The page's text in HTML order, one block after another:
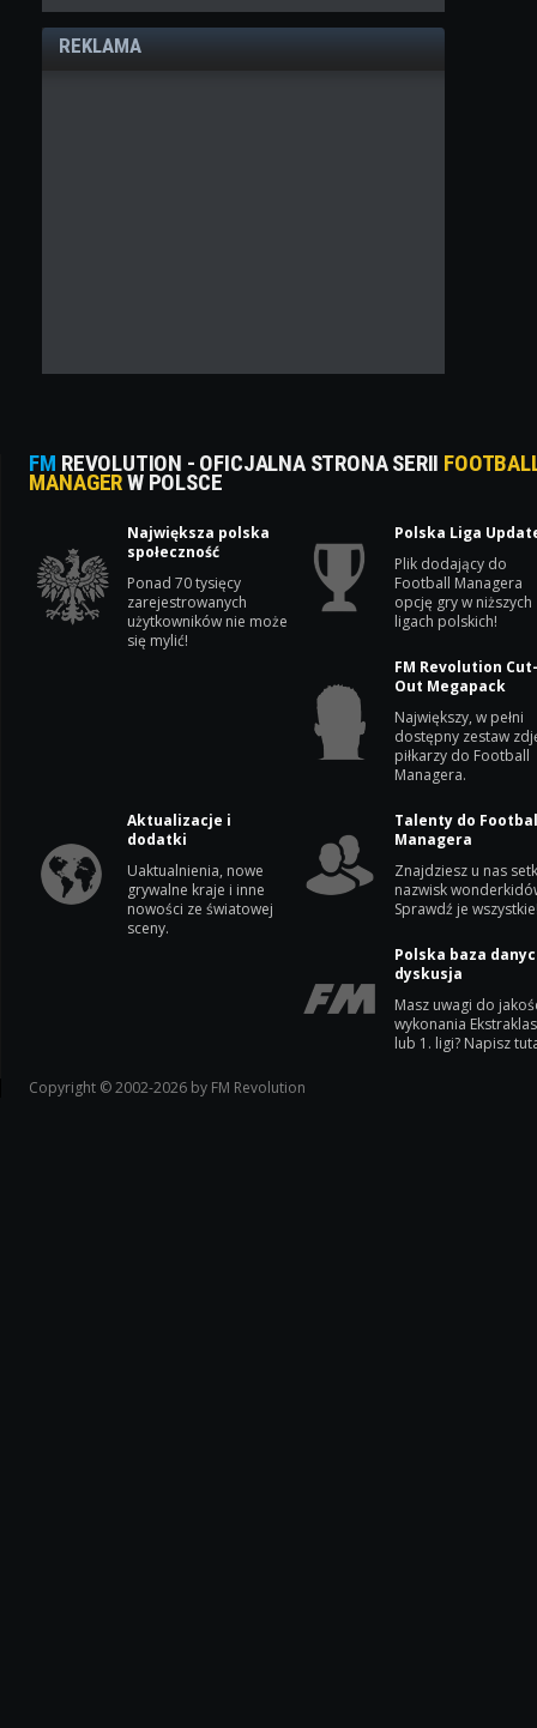
REKLAMA
FM REVOLUTION - OFICJALNA STRONA SERII
MANAGERW POLSCE
Największa polska
społeczność
Ponad 70 tysięcy
zarejestrowanych
użytkowników nie może
się mylić!
Polska Liga
Plik dodający do
Football Managera
opcję gry w niższych
ligach polskich!
FM Revolution
Out Megapack
Największy, w pełni
dostępny zestaw
piłkarzy do Football
Managera.
Aktualizacje i
dodatki
Uaktualnienia, nowe
grywalne kraje i inne
nowości ze światowej
sceny.
Talenty do
Managera
Znajdziesz u nas
nazwisk
Sprawdź je
Polska baza
dyskusja
Masz uwagi do
wykonania
lub 1. ligi? Napisz
Copyright © 2002-2026 by FM Revolution